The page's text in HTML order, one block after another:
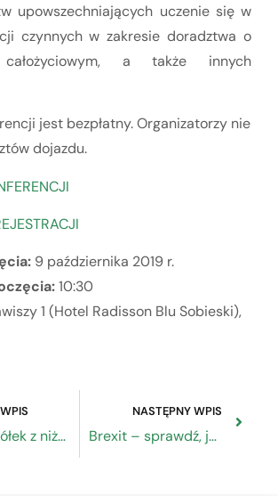
upowszechniających uczenie się w
czynnych w zakresie doradztwa o
całożyciowym, a także innych
jest bezpłatny. Organizatorzy nie
dojazdu.
9 października 2019 r.
10:30
1 (Hotel Radisson Blu Sobieski),
Więcej spółek z niższym CIT – Ekspert ZRP w Pulsie Biznesu
NASTĘPNY WPIS
Brexit – sprawdź, jak się przygotować